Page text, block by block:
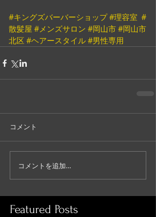
#キングズバーバーショップ#理容室 #
散髪屋 #メンズサロン #岡山市#岡山市
北区 #ヘアースタイル#男性専用
コメント
コメントを追加…
Featured Posts